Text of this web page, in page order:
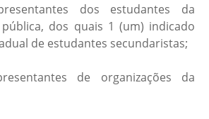
dos estudantes da
dos quais 1 (um) indicado
de estudantes secundaristas;
de organizações da